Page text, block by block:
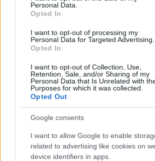
Personal Data.
Opted In
I want to opt-out of processing my
Personal Data for Targeted Advertising.
Opted In
I want to opt-out of Collection, Use,
Retention, Sale, and/or Sharing of my
Personal Data that Is Unrelated with
Purposes for which it was collected.
Opted Out
Google consents
I want to allow Google to enable
related to advertising like cookies on
device identifiers in apps.
Αν τα χάσατε